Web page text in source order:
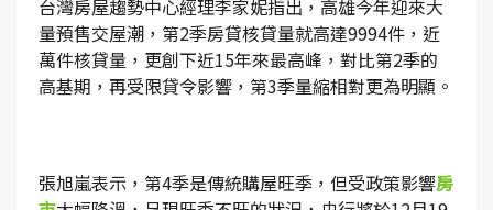
台灣房屋趨勢中心經理李家妮指出，高雄今年迎來大
量預售交屋潮，第2季房貸核貸量就高達9994件，近
萬件核貸量，更創下近15年來最高峰，對比第2季的
高基期，再受限貸令影響，第3季量縮相對更為明顯。
張旭嵐表示，第4季是傳統購屋旺季，但受政策影響房